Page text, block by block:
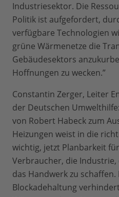
Industriesektor. Die
Politik ist aufgefordert,
verfügbare Technologien
grüne Wärmenetze die
Gebäudesektors
Hoffnungen zu wecken.”
Constantin Zerger, Leiter
der Deutschen
von Robert Habeck zum
Heizungen weist in die
wichtig, jetzt Planbarkeit
Verbraucher, die
das Handwerk zu
Blockadehaltung